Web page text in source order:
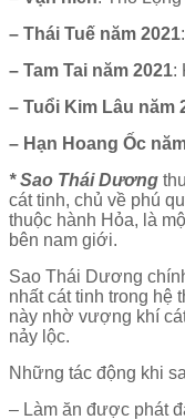
– Thái Tuế năm 2021
– Tam Tai năm 2021:
– Tuổi Kim Lâu năm
– Hạn Hoang Ốc
* Sao Thái Dương
cát tinh, chủ về phú
thuộc hành Hỏa, là
bên nam giới.
Sao Thái Dương
nhất cát tinh trong hệ
này nhờ vượng khí
nảy lộc.
Những tác động khi
– Làm ăn được phát